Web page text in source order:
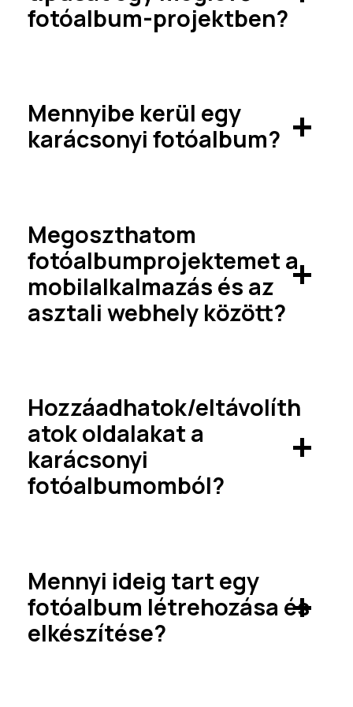
rendelését és mi pillanatok alatt
kiszállítjuk!
fotóalbum-projektben?
Mennyibe kerül egy
karácsonyi fotóalbum?
kezdődik.
Megoszthatom
fotóalbumprojektemet a
mobilalkalmazás és az
asztali webhely között?
Hozzáadhatok/eltávolíth
atok oldalakat a
karácsonyi
fotóalbumomból?
Mennyi ideig tart egy
fotóalbum létrehozása és
elkészítése?